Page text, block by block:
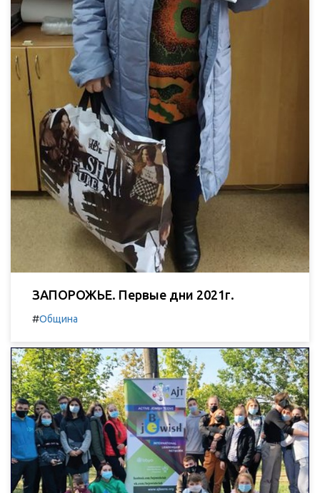
ЗАПОРОЖЬЕ. Первые дни 2021г.
#Община